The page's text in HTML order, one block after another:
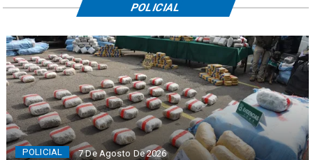
POLICIAL 7 De Agosto De 2026
POLICIAL